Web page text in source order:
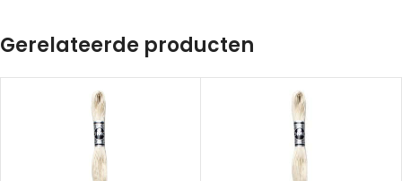
Gerelateerde producten